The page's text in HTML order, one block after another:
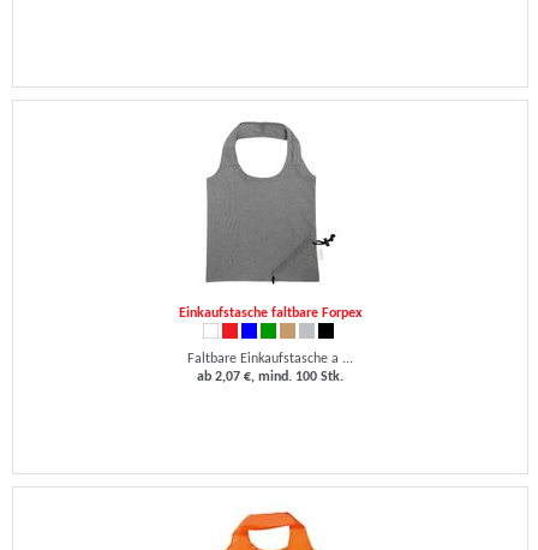
Einkaufstasche faltbare Forpex
Faltbare Einkaufstasche a ...
ab 2,07 €, mind. 100 Stk.